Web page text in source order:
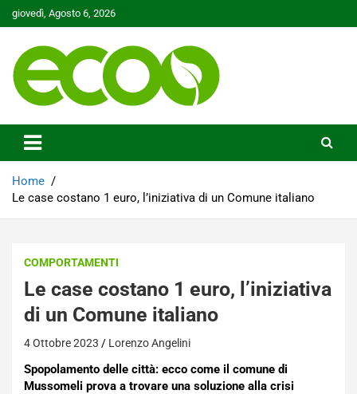
Skip
to
giovedì, Agosto 6, 2026
Ecoo.it
Home
Le case costano 1 euro, l’iniziativa di un Comune italiano
COMPORTAMENTI
Le case costano 1 euro, l’iniziativa
di un Comune italiano
4 Ottobre 2023 Lorenzo Angelini
Spopolamento delle città: ecco come il comune di
Mussomeli prova a trovare una soluzione alla crisi